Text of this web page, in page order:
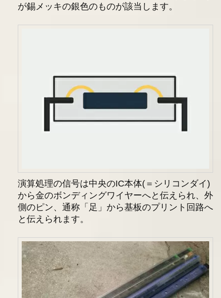
が錫メッキの銀色のものが該当します。
演算処理の信号は中央のIC本体(＝シリコンダイ)
から金のボンディングワイヤーへと伝えられ、外
側のピン、通称「足」から基板のプリント回路へ
と伝えられます。